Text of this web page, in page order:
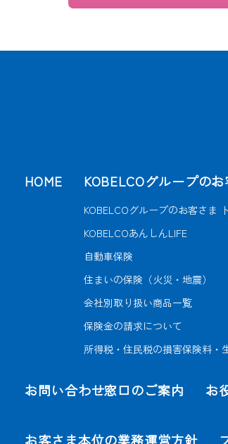
HOME KOBELCOグループのお
KOBELCOグループのお客さま
KOBELCOあんしんLIFE
自動車保険
住まいの保険（火災・地震）
会社別取り扱い商品一覧
保険金の請求について
所得税・住民税の損害保険料・
お問い合わせ窓口のご案内 お
お客さま本位の業務運営方針